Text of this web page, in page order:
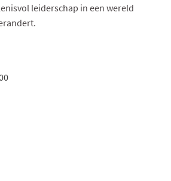
leiderschap in een wereld